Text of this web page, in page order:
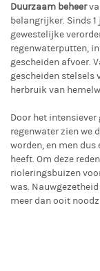
Duurzaam beheer
belangrijker. Sinds
gewestelijke
regenwaterputten,
gescheiden afvoer.
gescheiden stelsels
herbruik van
Door het
regenwater zien we
worden, en men
heeft. Om deze
rioleringsbuizen
was.
meer dan ooit